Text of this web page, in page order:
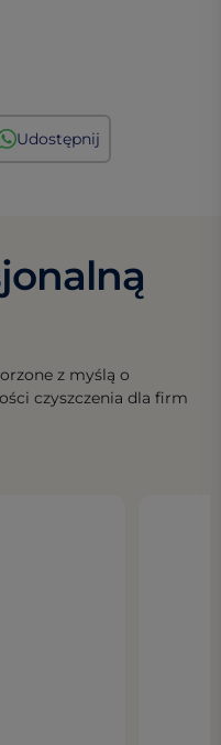
Udostępnij
z myślą o
czyszczenia dla firm